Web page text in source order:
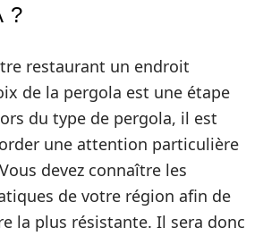
?
restaurant un endroit
de la pergola est une étape
du type de pergola, il est
une attention particulière
devez connaître les
de votre région afin de
la plus résistante. Il sera donc